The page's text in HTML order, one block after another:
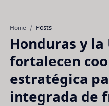
Home Posts
Honduras y la
fortalecen
estratégica
integrada de